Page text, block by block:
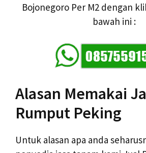
Bojonegoro Per M2 dengan
bawah ini :
Alasan Memakai
Rumput Peking
Untuk alasan apa anda